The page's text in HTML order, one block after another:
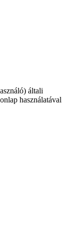
általi
használatával